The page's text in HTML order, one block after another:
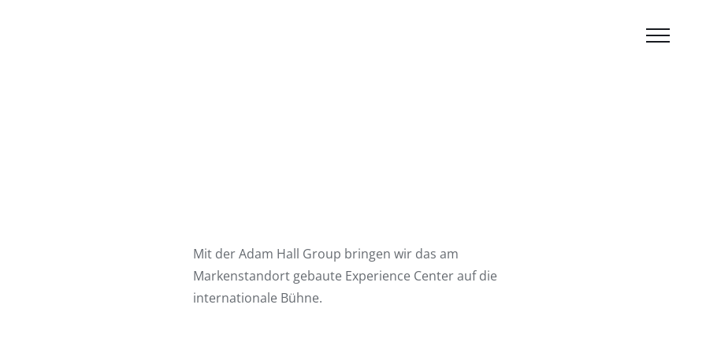
Mit der Adam Hall Group bringen wir das am
Markenstandort gebaute Experience Center auf die
internationale Bühne.